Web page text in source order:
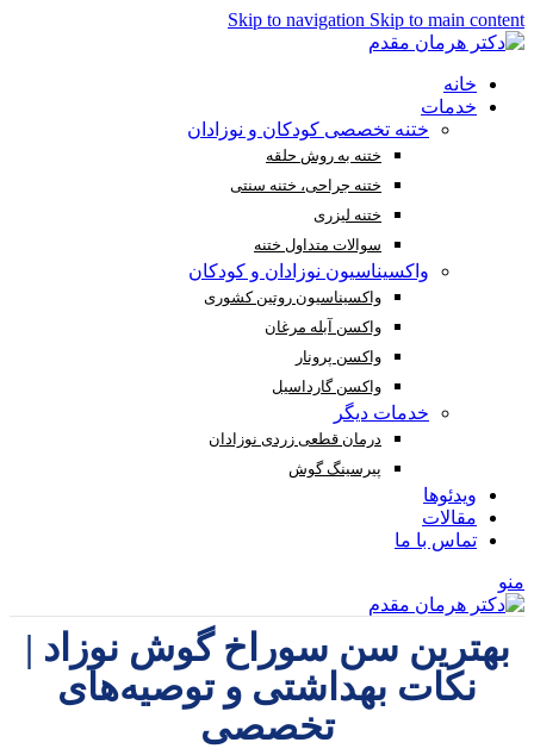
Skip to navigation Skip to main content
خانه
خدمات
ختنه تخصصی کودکان و نوزادان
ختنه به روش حلقه
ختنه جراحی، ختنه سنتی
ختنه لیزری
سوالات متداول ختنه
واکسیناسیون نوزادان و کودکان
واکسیناسیون روتین کشوری
واکسن آبله مرغان
واکسن پرونار
واکسن گارداسیل
خدمات دیگر
درمان قطعی زردی نوزادان
پیرسینگ گوش
ویدئوها
مقالات
تماس با ما
منو
بهترین سن سوراخ گوش نوزاد |
نکات بهداشتی و توصیه‌های
تخصصی